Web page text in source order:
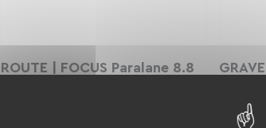
ROUTE | FOCUS Paralane 8.8